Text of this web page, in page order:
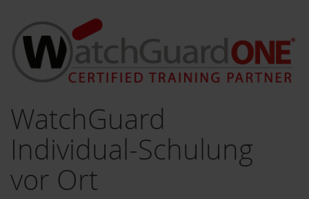
WatchGuard
Individual-Schulung
vor Ort